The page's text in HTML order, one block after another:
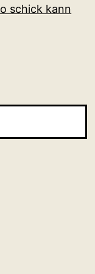
schick kann